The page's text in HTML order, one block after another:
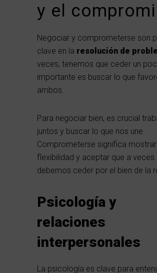
y el
Negociar y comprometerse son
clave en la resolución de
veces, tenemos que ceder un
importante es buscar lo que
ambos.
Para negociar bien, es crucial
juntos y buscar lo que nos une.
Comprometerse significa mostrar
flexibilidad y aceptar que a veces
debemos ceder por el bien de la
Psicología y
relaciones
interpersonales
La psicología es clave para